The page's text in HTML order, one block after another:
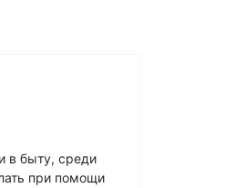
в быту, среди
при помощи